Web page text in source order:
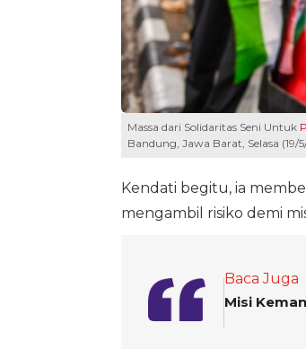
Massa dari Solidaritas Seni Untuk
Bandung, Jawa Barat, Selasa (19/
Kendati begitu, ia
mengambil risiko demi
Baca Juga
Misi